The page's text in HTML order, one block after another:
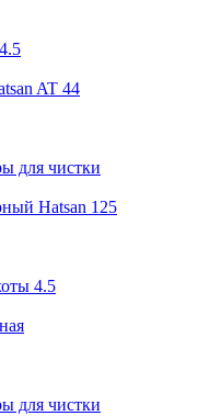
AT 44
для чистки
Hatsan 125
4.5
для чистки